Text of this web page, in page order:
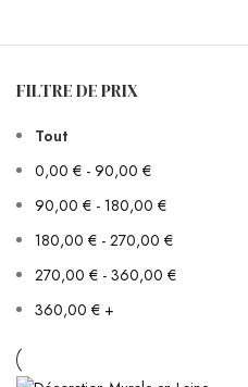
FILTRE DE PRIX
Tout
0,00 € - 90,00 €
90,00 € - 180,00 €
180,00 € - 270,00 €
270,00 € - 360,00 €
360,00 € +